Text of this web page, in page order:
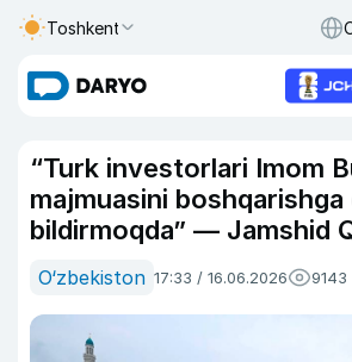
Toshkent
“Turk investorlari Imom
majmuasini boshqarishga
bildirmoqda” — Jamshid
O‘zbekiston 17:33 / 16.06.2026 9143